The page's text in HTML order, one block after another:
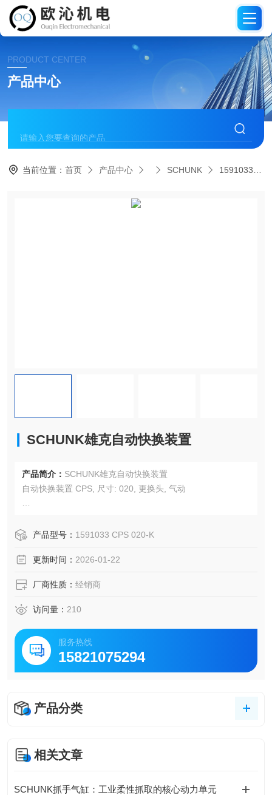
PRODUCT CENTER
产品中心
当前位置：首页 产品中心 SCHUNK 1591033 CPS 020-KSCHUNK雄克自动快换装置
SCHUNK雄克自动快换装置
产品简介： SCHUNK雄克自动快换装置
自动快换装置 CPS, 尺寸: 020, 更换头, 气动
产品型号： 1591033 CPS 020-K
更新时间： 2026-01-22
厂商性质： 经销商
访问量： 210
服务热线
15821075294
产品分类
相关文章
SCHUNK抓手气缸：工业柔性抓取的核心动力单元